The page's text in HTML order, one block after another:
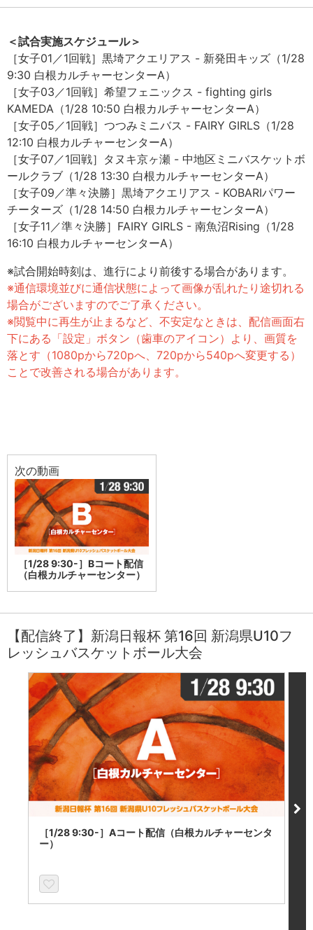
＜試合実施スケジュール＞
［女子01／1回戦］黒埼アクエリアス - 新発田キッズ（1/28
9:30 白根カルチャーセンターA）
［女子03／1回戦］希望フェニックス - fighting girls
KAMEDA（1/28 10:50 白根カルチャーセンターA）
［女子05／1回戦］つつみミニバス - FAIRY GIRLS（1/28
12:10 白根カルチャーセンターA）
［女子07／1回戦］タヌキ京ヶ瀬 - 中地区ミニバスケットボ
ールクラブ（1/28 13:30 白根カルチャーセンターA）
［女子09／準々決勝］黒埼アクエリアス - KOBARIパワー
チーターズ（1/28 14:50 白根カルチャーセンターA）
［女子11／準々決勝］FAIRY GIRLS - 南魚沼Rising（1/28
16:10 白根カルチャーセンターA）
※試合開始時刻は、進行により前後する場合があります。
※通信環境並びに通信状態によって画像が乱れたり途切れる
場合がございますのでご了承ください。
※閲覧中に再生が止まるなど、不安定なときは、配信画面右
下にある「設定」ボタン（歯車のアイコン）より、画質を
落とす（1080pから720pへ、720pから540pへ変更する）
ことで改善される場合があります。
次の動画
［1/28 9:30-］Bコート配信
（白根カルチャーセンター）
【配信終了】新潟日報杯 第16回 新潟県U10フ
レッシュバスケットボール大会
［1/28 9:30-］Aコート配信（白根カルチャーセンタ
ー）